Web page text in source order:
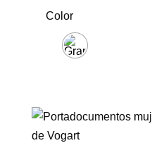
Color